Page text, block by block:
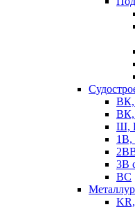
ВК,
Ш,
1В,
3В
ВС